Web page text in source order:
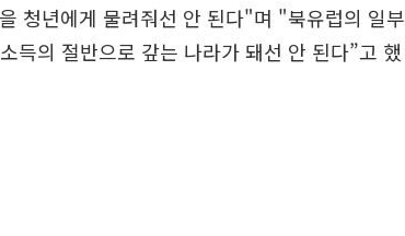
청년에게 물려줘선 안 된다"며 "북유럽의 일부
득의 절반으로 갚는 나라가 돼선 안 된다”고 했